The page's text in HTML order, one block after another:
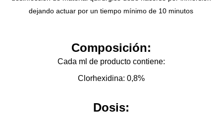
dejando actuar por un tiempo mínimo de 10 minutos
Composición:
Cada ml de producto contiene:
Clorhexidina: 0,8%
Dosis: